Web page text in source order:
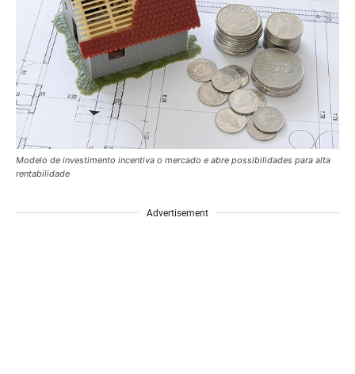
Modelo de investimento incentiva o mercado e abre possibilidades para alta
rentabilidade
Advertisement